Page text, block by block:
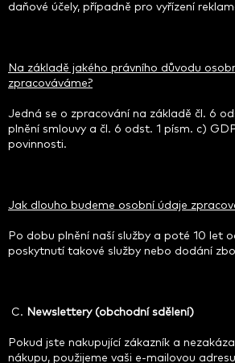
daňové účely, případně pro vyřízení
Na základě jakého právního důvodu
zpracováváme?
Jedná se o zpracování na základě čl. 6
plnění smlouvy a čl. 6 odst. 1 písm. c)
povinnosti.
Jak dlouho budeme osobní údaje
Po dobu plnění naší služby a poté 10 let
poskytnutí takové služby nebo dodání
C. Newslettery (obchodní sdělení)
Pokud jste nakupující zákazník a
nákupu, použijeme vaši e-mailovou